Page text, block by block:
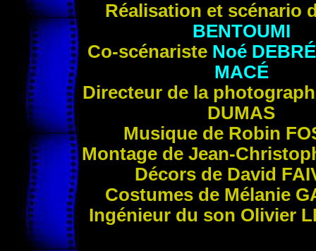
Réalisation et scénario
BENTOUMI
Co-scénariste Noé DEBRÉ
MACÉ
Directeur de la
DUMAS
Musique de Robin
Montage de Jean-
Décors de David
Costumes de Mélanie
Ingénieur du son Olivier